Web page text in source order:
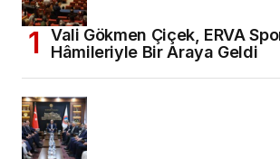
Vali Gökmen Çiçek, ERVA Spor Kulüplerinin
Hâmileriyle Bir Araya Geldi